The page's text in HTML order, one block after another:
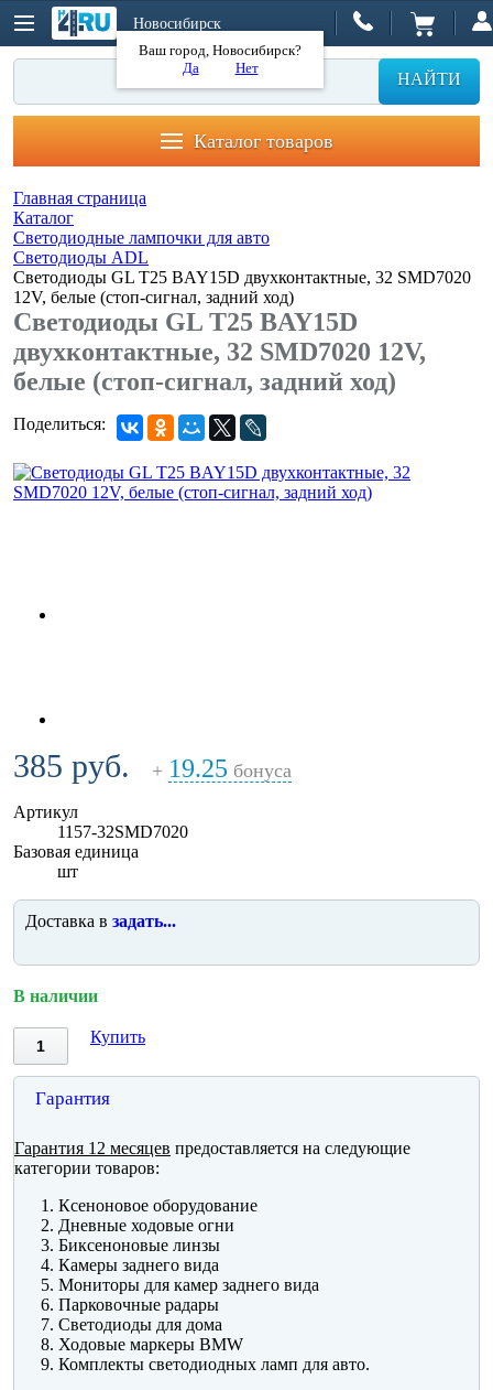
Новосибирск
Ваш город, Новосибирск?
Да
Нет
НАЙТИ
Каталог товаров
Главная страница
Каталог
Светодиодные лампочки для авто
Светодиоды ADL
Светодиоды GL T25 BAY15D двухконтактные, 32 SMD7020
12V, белые (стоп-сигнал, задний ход)
Светодиоды GL T25 BAY15D
двухконтактные, 32 SMD7020 12V,
белые (стоп-сигнал, задний ход)
Поделиться:
385 руб. + 19.25 бонуса
Артикул
1157-32SMD7020
Базовая единица
шт
Доставка в задать...
В наличии
Купить
Гарантия
Гарантия 12 месяцев предоставляется на следующие
категории товаров:
Ксеноновое оборудование
Дневные ходовые огни
Биксеноновые линзы
Камеры заднего вида
Мониторы для камер заднего вида
Парковочные радары
Светодиоды для дома
Ходовые маркеры BMW
Комплекты светодиодных ламп для авто.